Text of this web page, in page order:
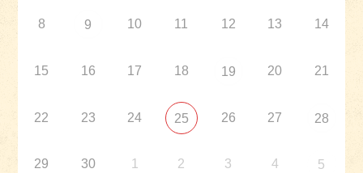
8 9 10 11 12 13 14
15 16 17 18 19 20 21
22 23 24 25 26 27 28
29 30 1 2 3 4 5